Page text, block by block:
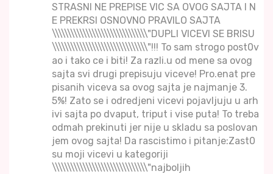
STRASNI NE PREPISE VIC SA OVOG SAJTA I N
E PREKRSI OSNOVNO PRAVILO SAJTA
\\\\\\\\\\\\\\\\\\\\\\\\\\\\\\\"DUPLI VICEVI SE BRISU
\\\\\\\\\\\\\\\\\\\\\\\\\\\\\\\"!!! To sam strogo post0v
ao i tako ce i biti! Za razli.u od mene sa ovog
sajta svi drugi prepisuju viceve! Pro.enat pre
pisanih viceva sa ovog sajta je najmanje 3.
5%! Zato se i odredjeni vicevi pojavljuju u arh
ivi sajta po dvaput, triput i vise puta! To treba
odmah prekinuti jer nije u skladu sa poslovan
jem ovog sajta! Da rascistimo i pitanje:Zast0
su moji vicevi u kategoriji
\\\\\\\\\\\\\\\\\\\\\\\\\\\\\\\"najboljih